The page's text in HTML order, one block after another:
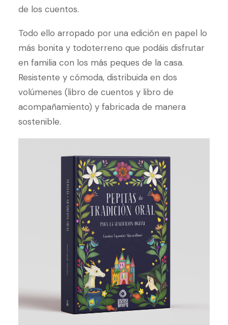
de los cuentos.
Todo ello arropado por una edición en papel lo
más bonita y todoterreno que podáis disfrutar
en familia con los más peques de la casa.
Resistente y cómoda, distribuida en dos
volúmenes (libro de cuentos y libro de
acompañamiento) y fabricada de manera
sostenible.